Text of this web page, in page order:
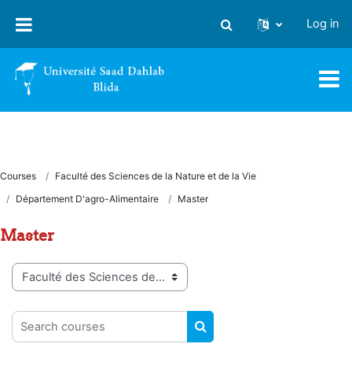
Toggle search input
Log in
Courses
Faculté des Sciences de la Nature et de la Vie
Département D'agro-Alimentaire
Master
Master
Course categories
Search courses
SEARCH COURSES